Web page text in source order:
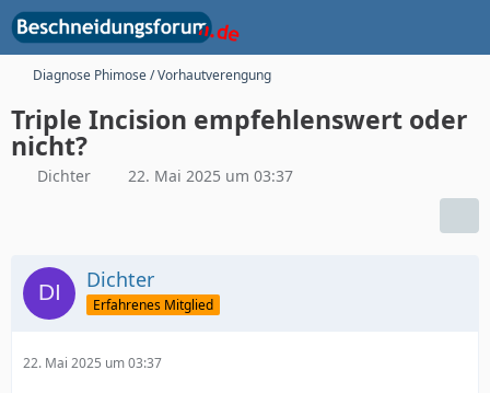
Diagnose Phimose / Vorhautverengung
Triple Incision empfehlenswert oder
nicht?
Dichter 22. Mai 2025 um 03:37
Dichter
Erfahrenes Mitglied
22. Mai 2025 um 03:37